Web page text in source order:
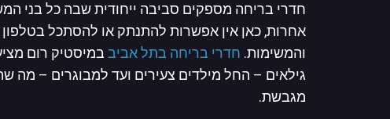
חדרי בריחה מספקים סביבה ייחודית שבה כל בני
אחרות, כאן אין אפשרות להתנתק או להסתכל
והמשימות. חדרי בריחה בתל אביב במיסטיק רום
גילאים – החל מילדים צעירים ועד למבוגרים – מה
מגבשת.